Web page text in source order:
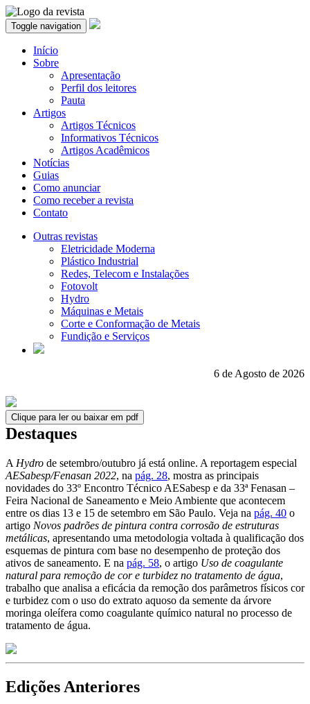
Toggle navigation
Início
Sobre
Apresentação
Perfil dos leitores
Pauta
Artigos
Artigos Técnicos
Informativos Técnicos
Artigos Acadêmicos
Notícias
Guias
Como anunciar
Como receber a revista
Contato
Outras revistas
Eletricidade Moderna
Plástico Industrial
Redes, Telecom e Instalações
Fotovolt
Hydro
Máquinas e Metais
Corte e Conformação de Metais
Fundição e Serviços
6 de Agosto de 2026
Clique para ler ou baixar em pdf
Destaques
A Hydro de setembro/outubro já está online. A reportagem especial
AESabesp/Fenasan 2022, na pág. 28, mostra as principais
novidades do 33º Encontro Técnico AESabesp e da 33ª Fenasan –
Feira Nacional de Saneamento e Meio Ambiente que acontecem
entre os dias 13 e 15 de setembro em São Paulo. Veja na pág. 40 o
artigo Novos padrões de pintura contra corrosão de estruturas
metálicas, apresentando uma metodologia voltada à qualificação dos
esquemas de pintura com base no desempenho de proteção dos
ativos de saneamento. E na pág. 58, o artigo Uso de coagulante
natural para remoção de cor e turbidez no tratamento de água,
trabalho que analisa a eficácia da remoção dos parâmetros físicos cor
e turbidez com o uso do extrato aquoso da semente da árvore
moringa oleífera como coagulante químico natural no processo de
tratamento de água.
Edições Anteriores